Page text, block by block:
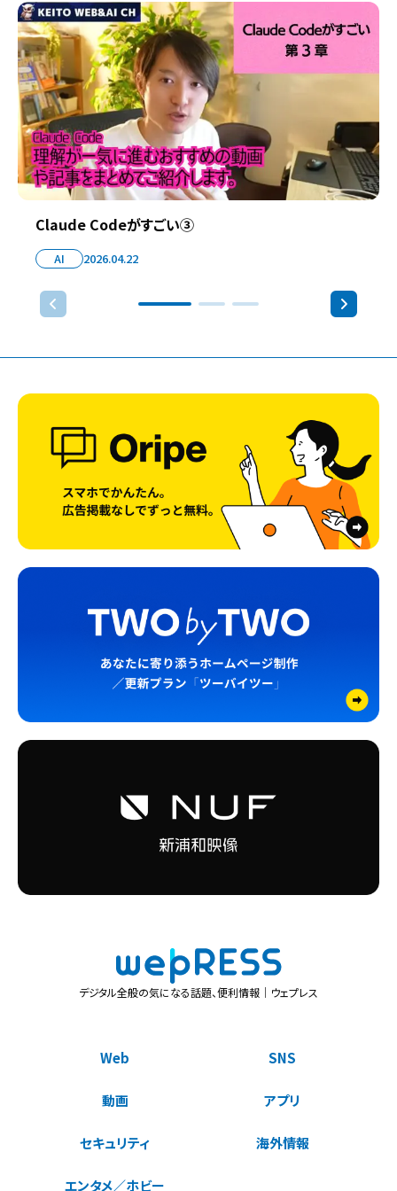
Claude Codeがすごい③
AI 2026.04.22
デジタル全般の気になる話題、便利情報｜ウェプレス
Web SNS
動画 アプリ
セキュリティ 海外情報
エンタメ／ホビー